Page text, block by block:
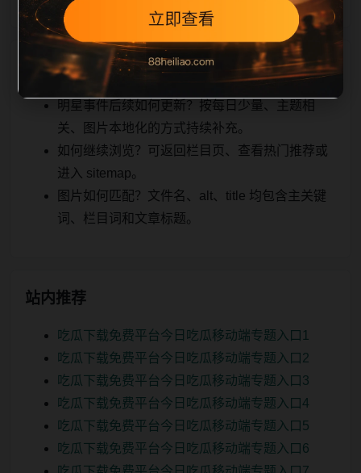
相关问题
明星事件后续如何更新？按每日少量、主题相
关、图片本地化的方式持续补充。
如何继续浏览？可返回栏目页、查看热门推荐或
进入 sitemap。
图片如何匹配？文件名、alt、title 均包含主关键
词、栏目词和文章标题。
站内推荐
吃瓜下载免费平台今日吃瓜移动端专题入口1
吃瓜下载免费平台今日吃瓜移动端专题入口2
吃瓜下载免费平台今日吃瓜移动端专题入口3
吃瓜下载免费平台今日吃瓜移动端专题入口4
吃瓜下载免费平台今日吃瓜移动端专题入口5
吃瓜下载免费平台今日吃瓜移动端专题入口6